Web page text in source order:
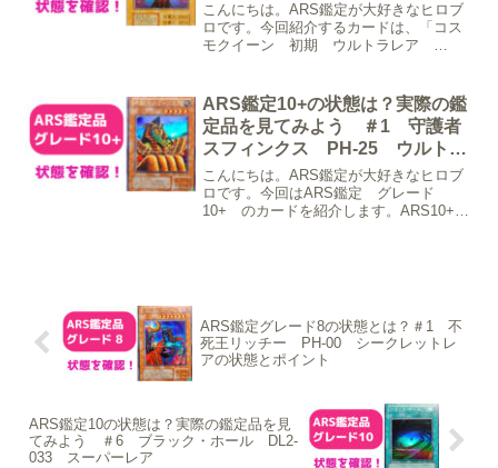
こんにちは。ARS鑑定が大好きなヒロブ
ロです。今回紹介するカードは、「コス
モクイーン 初期 ウルトラレア
の状態として裏面左上にわずかなへこみ
あり四隅の白かけなどは...
ARS鑑定10+の状態は？実際の鑑
定品を見てみよう ＃1 守護者
スフィンクス PH-25 ウルトラ
レア
こんにちは。ARS鑑定が大好きなヒロブ
ロです。今回はARS鑑定 グレード
10+ のカードを紹介します。ARS10+
ARS鑑定グレード8の状態とは？＃1 不
死王リッチー PH-00 シークレットレ
アの状態とポイント
ARS鑑定10の状態は？実際の鑑定品を見
てみよう ＃6 ブラック・ホール DL2-
033 スーパーレア